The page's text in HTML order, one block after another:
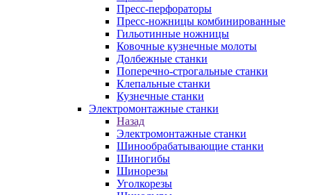
Пресс-перфораторы
Пресс-ножницы комбинированные
Гильотинные ножницы
Ковочные кузнечные молоты
Долбежные станки
Поперечно-строгальные станки
Клепальные станки
Кузнечные станки
Электромонтажные станки
Назад
Электромонтажные станки
Шинообрабатывающие станки
Шиногибы
Шинорезы
Уголкорезы